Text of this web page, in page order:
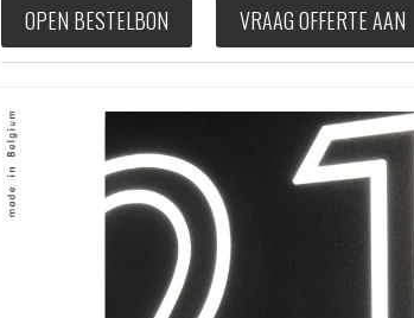
OPEN BESTELBON VRAAG OFFERTE AAN